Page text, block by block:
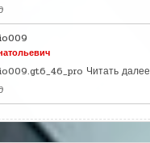
Читать далее